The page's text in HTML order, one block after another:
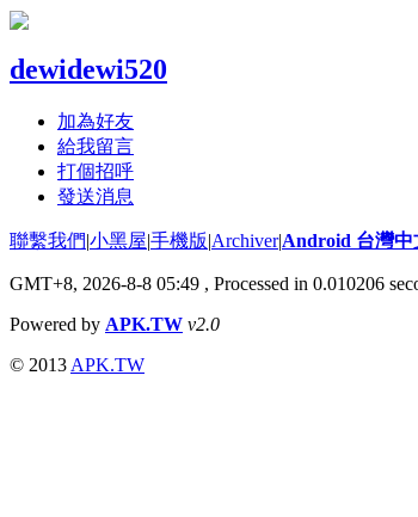
dewidewi520
加為好友
給我留言
打個招呼
發送消息
聯繫我們|小黑屋|手機版|Archiver|Android 台灣中
GMT+8, 2026-8-8 05:49 , Processed in 0.010206
Powered by APK.TW v2.0
© 2013 APK.TW